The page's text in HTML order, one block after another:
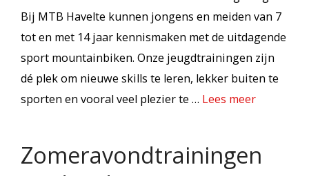
Bij MTB Havelte kunnen jongens en meiden van 7
tot en met 14 jaar kennismaken met de uitdagende
sport mountainbiken. Onze jeugdtrainingen zijn
dé plek om nieuwe skills te leren, lekker buiten te
sporten en vooral veel plezier te … Lees meer
Zomeravondtrainingen